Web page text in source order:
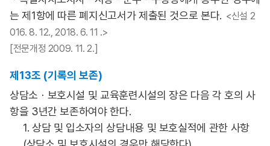
는 제1항에 따른 폐지신고서가 제출된 것으로 본다. <신설 2
016. 8. 12., 2018. 6. 11 .>
[전문개정 2009. 11. 2.]
제13조 (기록의 보존)
상담소ㆍ보호시설 및 교육훈련시설의 장은 다음 각 호의 사
항을 3년간 보존하여야 한다.
1. 상담 및 입소자의 상담내용 및 보호실적에 관한 사항